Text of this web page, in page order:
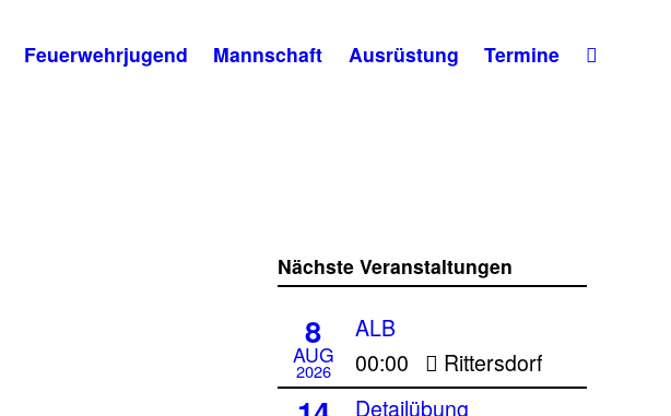
Feuerwehrjugend Mannschaft Ausrüstung Termine
Nächste Veranstaltungen
8
AUG
2026
ALB
00:00
Rittersdorf
Detailübung